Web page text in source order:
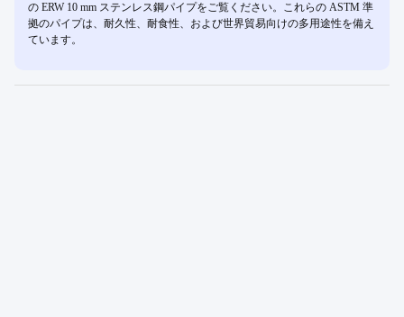
の ERW 10 mm ステンレス鋼パイプをご覧ください。これらの ASTM 準
拠のパイプは、耐久性、耐食性、および世界貿易向けの多用途性を備え
ています。